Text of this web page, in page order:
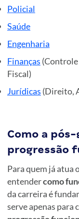
Policial
Saúde
Engenharia
Finanças
Fiscal)
Jurídicas (Direito,
Como a
progressão
Para quem já atua
entendercomo
da carreira é
serve apenas para